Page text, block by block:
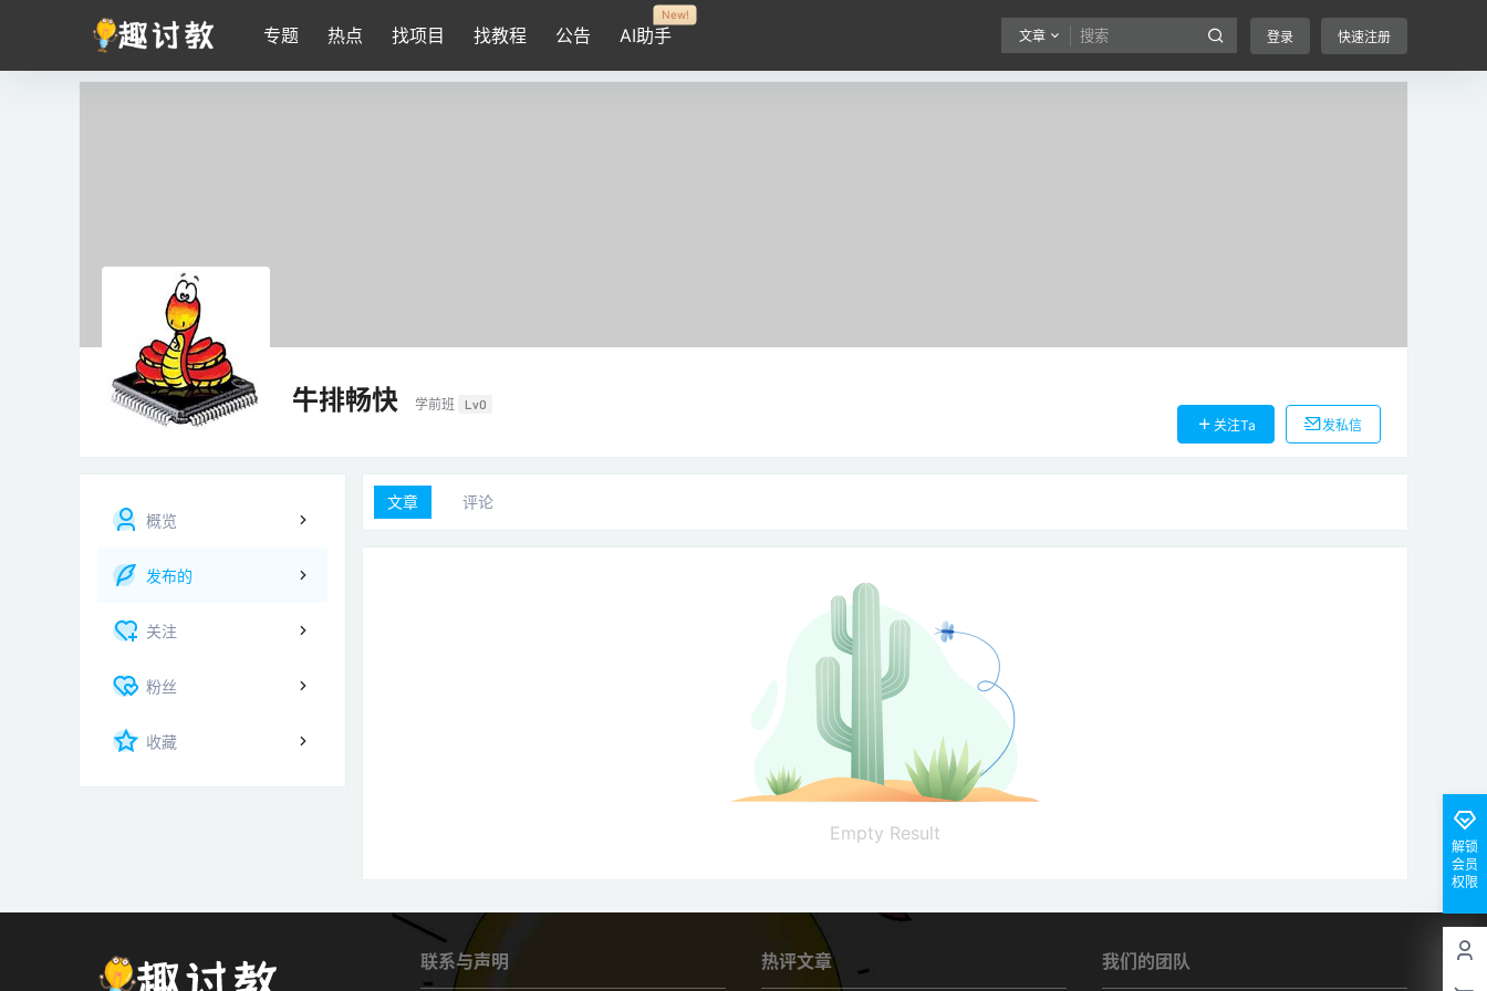
专题 热点 找项目 找教程 公告 AI助手
New!
文章 登录 快速注册
牛排畅快 学前班 Lv0
关注Ta
发私信
概览
发布的
关注
粉丝
收藏
文章 评论
Empty Result
解锁
会员
权限
联系与声明 热评文章 我们的团队